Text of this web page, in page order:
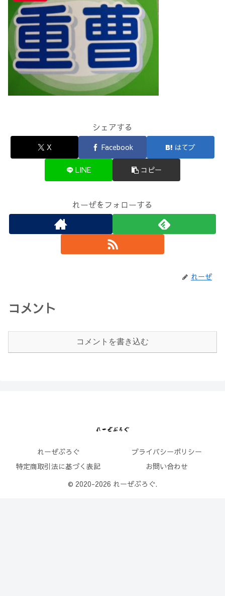
シェアする
X Facebook はてブ
LINE コピー
れーぜをフォローする
れーぜ
コメント
コメントを書き込む
れーぜぶろぐ
プライバシーポリシー
特定商取引法に基づく表記
お問い合わせ
© 2020-2026 れーぜぶろぐ.